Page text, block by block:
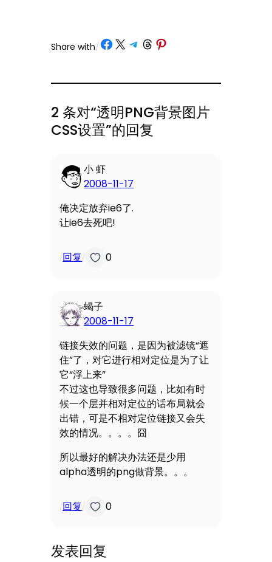
Share with/ Share on Facebook
Share on X Share on Telegram
Share on Threads
Share on Pinterest
2 条对“透明PNG背景图片
CSS设置”的回复
小 虾
2008-11-17
俺决定放弃ie6了.
让ie6去死吧!
/回复/ 0
蝎子
2008-11-17
链接失效的问题，是因为被滤镜“遮
住”了，对它进行相对定位是为了让
它“浮上来”
不过这也导致很多问题，比如有时
候一个层并相对定位的话布局就会
出错，可是不相对定位链接又会失
效的情况。。。。囧
所以最好的解决办法还是少用
alpha透明的png做背景。。。
/回复/ 0
发表回复